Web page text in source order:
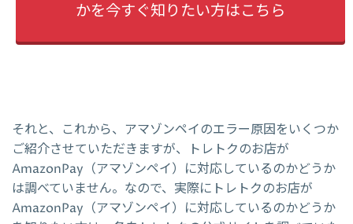
かを今すぐ知りたい方はこちら
それと、これから、アマゾンペイのエラー原因をいくつか
ご紹介させていただきますが、トレトクのお店が
AmazonPay（アマゾンペイ）に対応しているのかどうか
は調べていません。なので、実際にトレトクのお店が
AmazonPay（アマゾンペイ）に対応しているのかどうか